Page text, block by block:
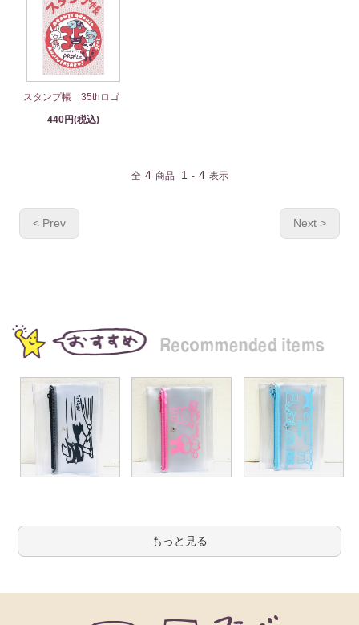
スタンプ帳 35thロゴ
440円(税込)
全 4 商品 1 - 4 表示
< Prev Next >
もっと見る